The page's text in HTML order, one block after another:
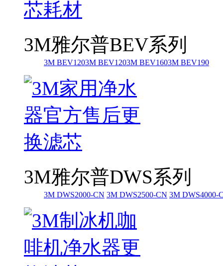
3M雅尔普BEV系列
3M BEV1203M BEV1203M BEV1603M BEV190
3M雅尔普DWS系列
3M DWS2000-CN 3M DWS2500-CN 3M DWS4000-